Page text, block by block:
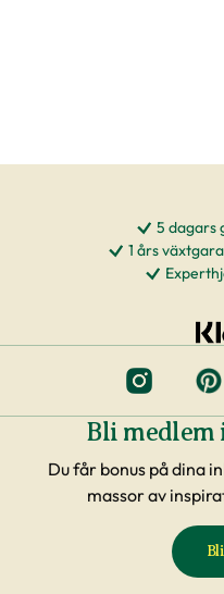
5 dagars
1 års
Bli
Du får bonus på dina
massor av